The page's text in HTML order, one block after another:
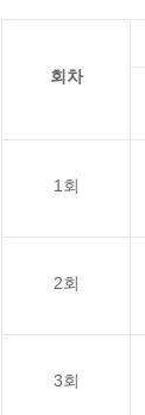
회차
1회
2회
3회